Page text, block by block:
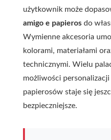
użytkownik może
amigo e papieros do
Wymienne akcesoria
kolorami, materiałami
technicznymi. Wielu
możliwości
papierosów staje się
bezpieczniejsze.